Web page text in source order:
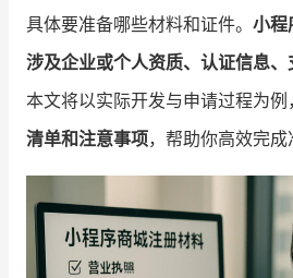
行业报
新零售资讯
培训课程
增长俱乐部
增长俱乐部 有赞商
具体要准备哪些材料和证件。 小程
涉及企业或个人资质、认证信息
本文将以实际开发与申请过程为例，
清单和注意事项，帮助你高效完成